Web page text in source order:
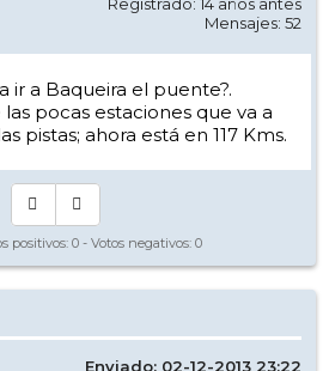
Registrado: 14 años antes
Mensajes: 52
ir a Baqueira el puente?.
pocas estaciones que va a
pistas; ahora está en 117 Kms.
positivos: 0 - Votos negativos: 0
Enviado: 02-12-2013 23:22